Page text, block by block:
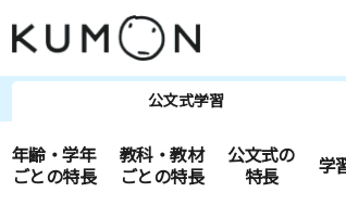
公文式学習
年齢・学年
ごとの特長
教科・教材
ごとの特長
公文式の
特長
学